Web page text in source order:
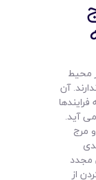
محیط
آن
آید.
مرج
مجدد
از